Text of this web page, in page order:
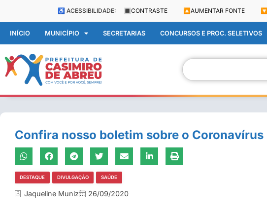
♿ ACESSIBILIDADE: 🔳 CONTRASTE 🔼 AUMENTAR FONTE 🔽
INÍCIO MUNICÍPIO SECRETARIAS CONCURSOS E PROC. SELETIVOS
Confira nosso boletim sobre o Coronavírus
DESTAQUE DIVULGAÇÃO SAÚDE
Jaqueline Muniz 26/09/2020